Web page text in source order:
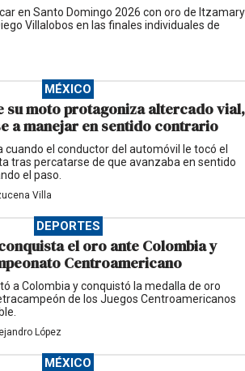
en Santo Domingo 2026 con oro de Itzamary
Villalobos en las finales individuales de
MÉXICO
su moto protagoniza altercado vial,
a manejar en sentido contrario
cuando el conductor del automóvil le tocó el
tras percatarse de que avanzaba en sentido
el paso.
Villa
DEPORTES
el oro ante Colombia y
Centroamericano
a Colombia y conquistó la medalla de oro
de los Juegos Centroamericanos
López
MÉXICO